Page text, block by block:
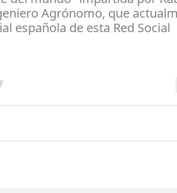
Agrónomo, que
española de esta Red Social